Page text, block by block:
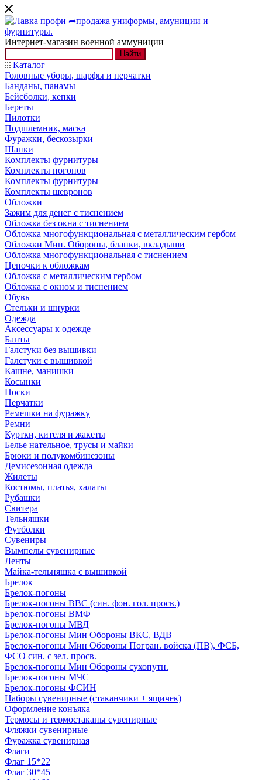
Интернет-магазин военной аммуниции
Найти
Каталог
Головные уборы, шарфы и перчатки
Банданы, панамы
Бейсболки, кепки
Береты
Пилотки
Подшлемник, маска
Фуражки, бескозырки
Шапки
Комплекты фурнитуры
Комплекты погонов
Комплекты фурнитуры
Комплекты шевронов
Обложки
Зажим для денег с тиснением
Обложка без окна с тиснением
Обложка многофункциональная с металлическим гербом
Обложки Мин. Обороны, бланки, вкладыши
Обложка многофункциональная с тиснением
Цепочки к обложкам
Обложка с металлическим гербом
Обложка с окном и тиснением
Обувь
Стельки и шнурки
Одежда
Аксессуары к одежде
Банты
Галстуки без вышивки
Галстуки с вышивкой
Кашне, манишки
Косынки
Носки
Перчатки
Ремешки на фуражку
Ремни
Куртки, кителя и жакеты
Белье нательное, трусы и майки
Брюки и полукомбинезоны
Демисезонная одежда
Жилеты
Костюмы, платья, халаты
Рубашки
Свитера
Тельняшки
Футболки
Сувениры
Вымпелы сувенирные
Ленты
Майка-тельняшка с вышивкой
Брелок
Брелок-погоны
Брелок-погоны ВВС (син. фон. гол. просв.)
Брелок-погоны ВМФ
Брелок-погоны МВД
Брелок-погоны Мин Обороны ВКС, ВДВ
Брелок-погоны Мин Обороны Погран. войска (ПВ), ФСБ,
ФСО син. с зел. просв.
Брелок-погоны Мин Обороны сухопутн.
Брелок-погоны МЧС
Брелок-погоны ФСИН
Наборы сувенирные (стаканчики + ящичек)
Оформление конъяка
Термосы и термостаканы сувенирные
Фляжки сувенирные
Фуражка сувенирная
Флаги
Флаг 15*22
Флаг 30*45